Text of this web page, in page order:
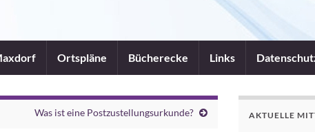
Ortspläne Bücherecke Links
Was ist eine Postzustellungsurkunde? AKTUELLE